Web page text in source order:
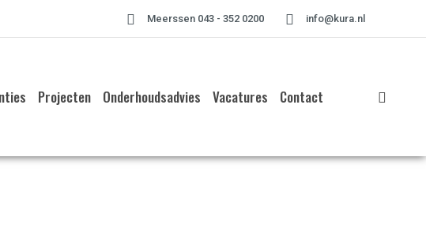
Meerssen 043 - 352 0200 info@kura.nl
Projecten Onderhoudsadvies Vacatures Contact